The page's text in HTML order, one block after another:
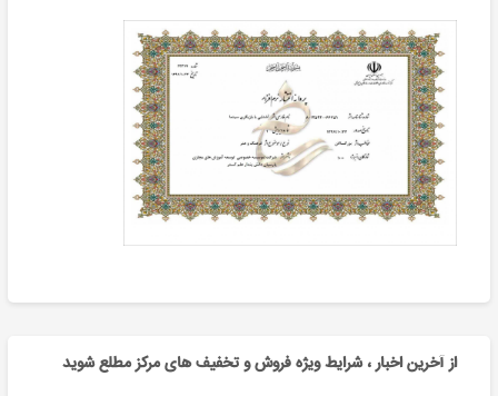
از آخرین اخبار ، شرایط ویژه فروش و تخفیف های مرکز مطلع شوید